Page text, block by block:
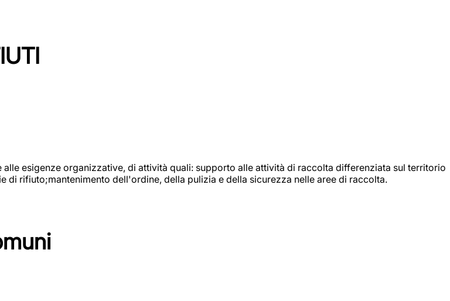
esigenze organizzative, di attività quali: supporto alle attività di raccolta differenziata sul territorio
rifiuto;mantenimento dell'ordine, della pulizia e della sicurezza nelle aree di raccolta.